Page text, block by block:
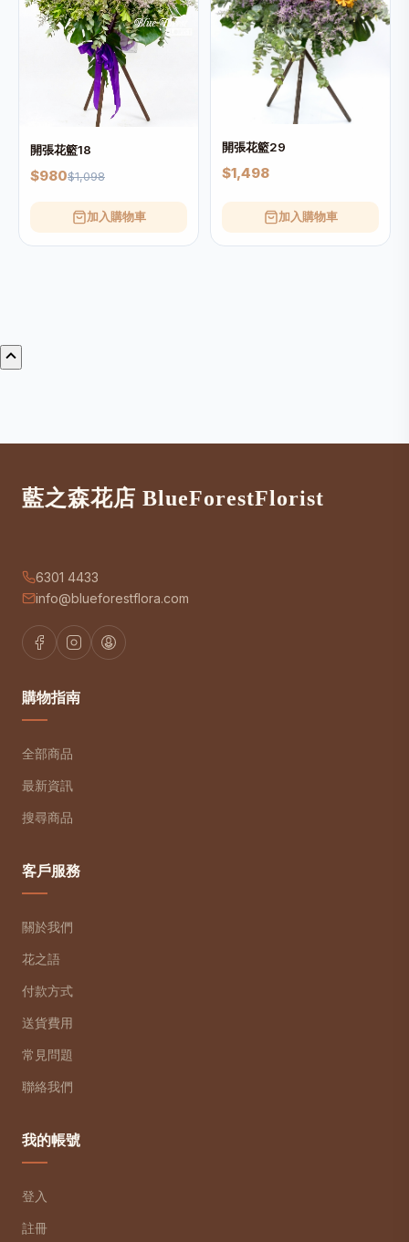
開張花籃18
$980$1,098
加入購物車
開張花籃29
$1,498
加入購物車
藍之森花店 BlueForestFlorist
6301 4433
info@blueforestflora.com
購物指南
全部商品
最新資訊
搜尋商品
客戶服務
關於我們
花之語
付款方式
送貨費用
常見問題
聯絡我們
我的帳號
登入
註冊